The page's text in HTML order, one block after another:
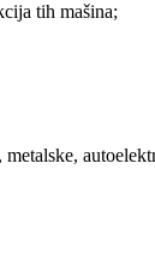
tih mašina;